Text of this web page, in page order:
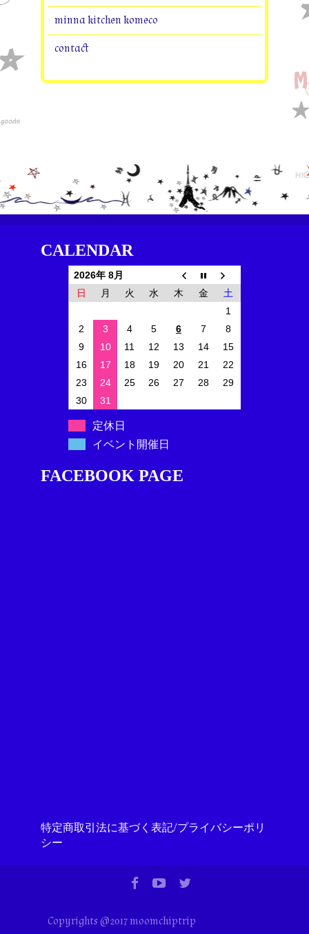
minna kitchen komeco
contact
CALENDAR
2026年 8月
日
月 火 水 木 金
土
1
2
3 4 5 6 7
8
9
10 11 12 13 14
15
16
17 18 19 20 21
22
23
24 25 26 27 28
29
30
31
定休日
イベント開催日
FACEBOOK PAGE
特定商取引法に基づく表記/プライバシーポリ
シー
Copyrights @2017 moomchiptrip